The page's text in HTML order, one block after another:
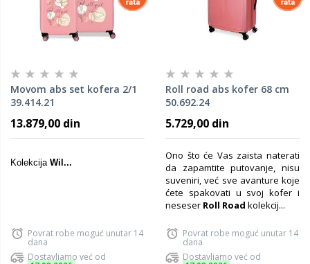
Movom abs set kofera 2/1
39.414.21
13.879,00 din
Kolekcija Wil...
Povrat robe moguć unutar 14
dana
Dostavljamo već od
Roll road abs kofer 68 cm
50.692.24
5.729,00 din
Ono što će Vas zaista naterati
da zapamtite putovanje, nisu
suveniri, već sve avanture koje
ćete spakovati u svoj kofer i
neseser Roll Road kolekcij...
Povrat robe moguć unutar 14
dana
Dostavljamo već od